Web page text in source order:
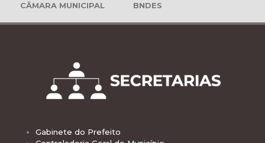
CÂMARA MUNICIPAL BNDES
Gabinete do Prefeito